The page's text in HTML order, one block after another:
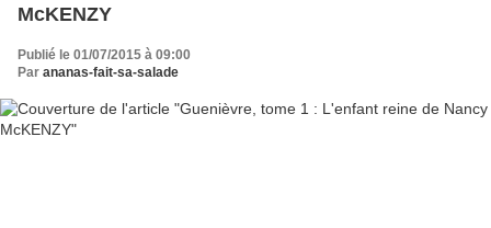
McKENZY
Publié le 01/07/2015 à 09:00
Par ananas-fait-sa-salade